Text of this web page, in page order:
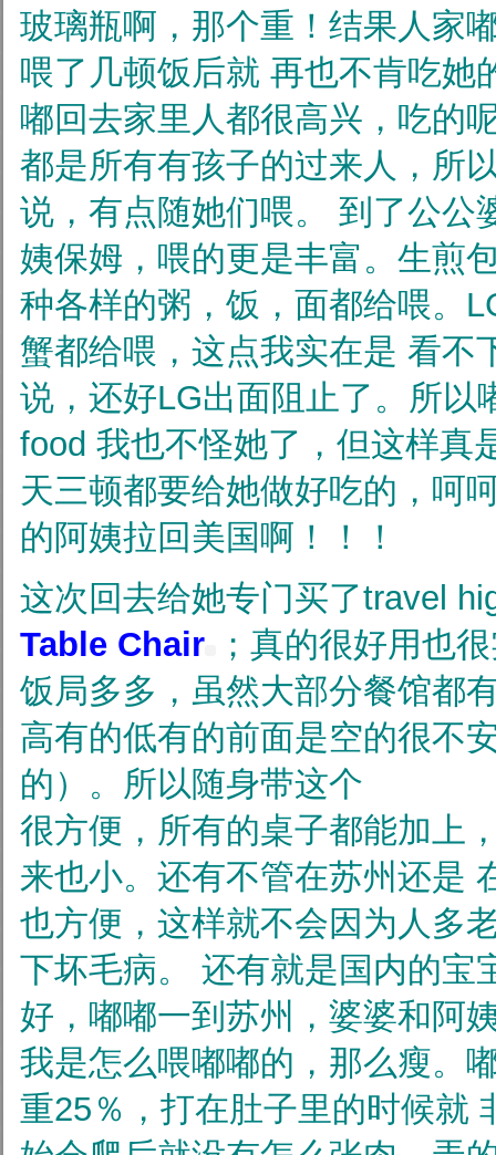
玻璃瓶啊，那个重！结果人家
喂了几顿饭后就 再也不肯吃她
嘟回去家里人都很高兴，吃的
都是所有有孩子的过来人，所
说，有点随她们喂。 到了公公
姨保姆，喂的更是丰富。生煎
种各样的粥，饭，面都给喂。
蟹都给喂，这点我实在是 看不
说，还好LG出面阻止了。所以
food 我也不怪她了，但这样真
天三顿都要给她做好吃的，呵
的阿姨拉回美国啊！！！
这次回去给她专门买了travel
Table Chair
； 真的很好用也
饭局多多，虽然大部分餐馆都
高有的低有的前面是空的很不
的）。所以随身带这个
很方便，所有的桌子都能加上
来也小。还有不管在苏州还是
也方便，这样就不会因为人多
下坏毛病。 还有就是国内的宝
好，嘟嘟一到苏州，婆婆和阿
我是怎么喂嘟嘟的，那么瘦。
重25％，打在肚子里的时候就